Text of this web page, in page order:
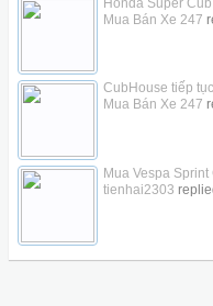
Mua Bán Xe 247
CubHouse tiếp
Mua Bán Xe 247
Mua Vespa
tienhai2303